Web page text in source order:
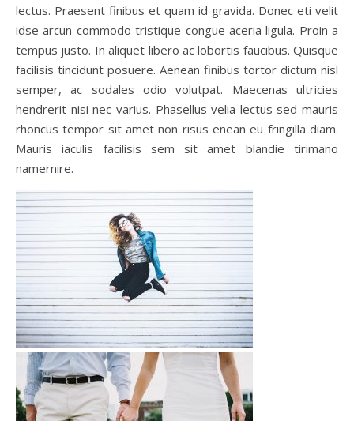
lectus. Praesent finibus et quam id gravida. Donec eti velit
idse arcun commodo tristique congue aceria ligula. Proin a
tempus justo. In aliquet libero ac lobortis faucibus. Quisque
facilisis tincidunt posuere. Aenean finibus tortor dictum nisl
semper, ac sodales odio volutpat. Maecenas ultricies
hendrerit nisi nec varius. Phasellus velia lectus sed mauris
rhoncus tempor sit amet non risus enean eu fringilla diam.
Mauris iaculis facilisis sem sit amet blandie tirimano
namernire.